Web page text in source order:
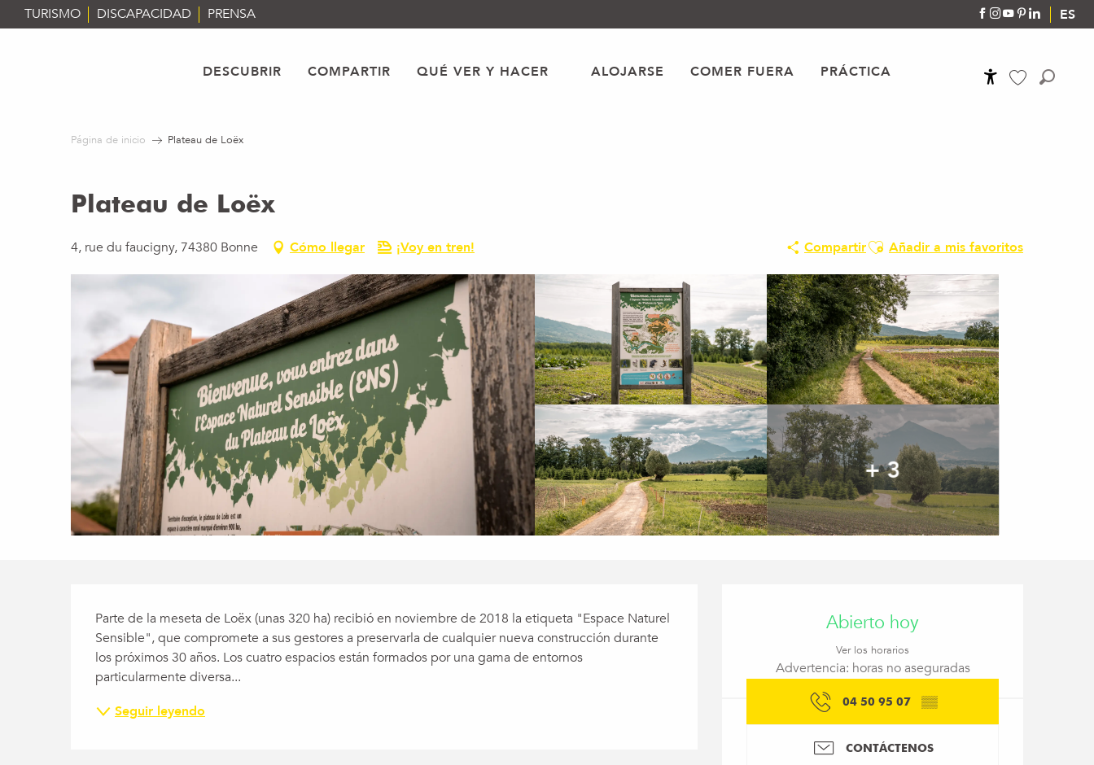
Aller
au
ES
TURISMO DISCAPACIDAD PRENSA
DESCUBRIR COMPARTIR QUÉ VER Y HACER ALOJARSE COMER FUERA PRÁCTICA
Página de inicio Plateau de Loëx
Plateau de Loëx
4, rue du faucigny, 74380 Bonne Cómo llegar ¡Voy en tren! CompartirAjouter aux favoris
Añadir a mis favoritos
+ 3
Horarios y datos de
Abierto hoy
Ver los horarios
Advertencia: horas no aseguradas
04 50 95 07 ▒▒
CONTÁCTENOS
Descripción
Parte de la meseta de Loëx (unas 320 ha) recibió en noviembre de 2018 la etiqueta "Espace Naturel
Sensible", que compromete a sus gestores a preservarla de cualquier nueva construcción durante
los próximos 30 años. Los cuatro espacios están formados por una gama de entornos
particularmente diversa...
Seguir leyendo